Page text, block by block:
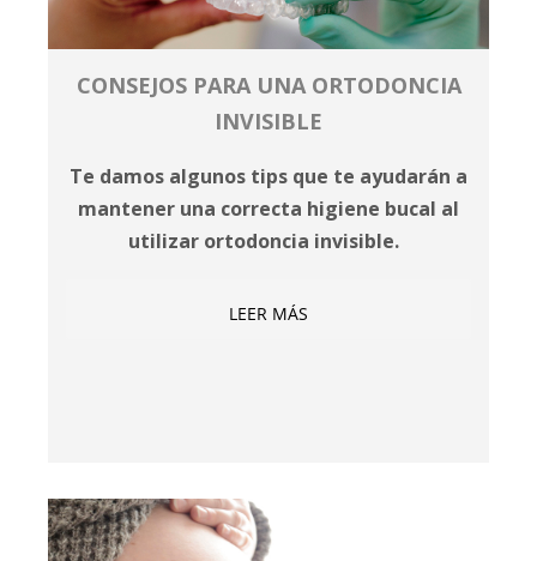
CONSEJOS PARA UNA ORTODONCIA
INVISIBLE
Te damos algunos tips que te ayudarán a
mantener una correcta higiene bucal al
utilizar ortodoncia invisible.
LEER MÁS